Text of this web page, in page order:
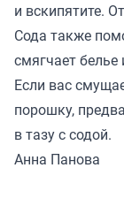
и вскипятите.
Сода также
смягчает
Если вас
порошку,
в тазу с содой.
Анна Панова